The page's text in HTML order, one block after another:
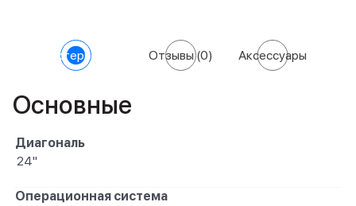
Характеристики Отзывы(0) Аксессуары
Основные
Диагональ
24"
Операционная система